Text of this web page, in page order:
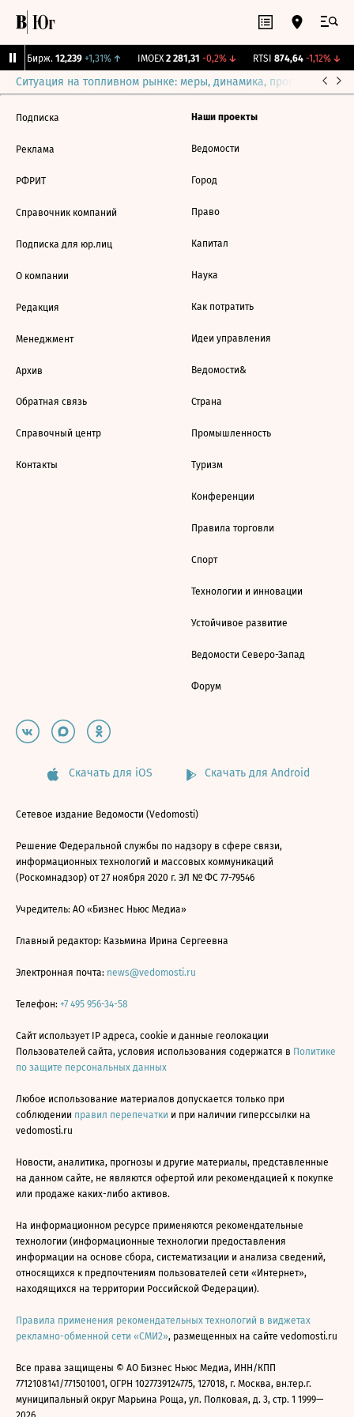
CNY Бирж. 12,239 +1,31%↑ IMOEX 2 281,31 -0,2%↓ RTSI 874,64 -1,12%↓
Ситуация на топливном рынке: меры, динамика, прогнозы
Подписка
Реклама
РФРИТ
Справочник компаний
Подписка для юр.лиц
О компании
Редакция
Менеджмент
Архив
Обратная связь
Справочный центр
Контакты
Наши проекты
Ведомости
Город
Право
Капитал
Наука
Как потратить
Идеи управления
Ведомости&
Страна
Промышленность
Туризм
Конференции
Правила торговли
Спорт
Технологии и инновации
Устойчивое развитие
Ведомости Северо-Запад
Форум
Скачать для iOS Скачать для Android
Сетевое издание Ведомости (Vedomosti)
Решение Федеральной службы по надзору в сфере связи,
информационных технологий и массовых коммуникаций
(Роскомнадзор) от 27 ноября 2020 г. ЭЛ № ФС 77-79546
Учредитель: АО «Бизнес Ньюс Медиа»
Главный редактор: Казьмина Ирина Сергеевна
Электронная почта: news@vedomosti.ru
Телефон: +7 495 956-34-58
Сайт использует IP адреса, cookie и данные геолокации
Пользователей сайта, условия использования содержатся в Политике
по защите персональных данных
Любое использование материалов допускается только при
соблюдении правил перепечатки и при наличии гиперссылки на
vedomosti.ru
Новости, аналитика, прогнозы и другие материалы, представленные
на данном сайте, не являются офертой или рекомендацией к покупке
или продаже каких-либо активов.
На информационном ресурсе применяются рекомендательные
технологии (информационные технологии предоставления
информации на основе сбора, систематизации и анализа сведений,
относящихся к предпочтениям пользователей сети «Интернет»,
находящихся на территории Российской Федерации).
Правила применения рекомендательных технологий в виджетах
рекламно-обменной сети «СМИ2», размещенных на сайте vedomosti.ru
Все права защищены © АО Бизнес Ньюс Медиа, ИНН/КПП
7712108141/771501001, ОГРН 1027739124775, 127018, г. Москва, вн.тер.г.
муниципальный округ Марьина Роща, ул. Полковая, д. 3, стр. 1 1999—